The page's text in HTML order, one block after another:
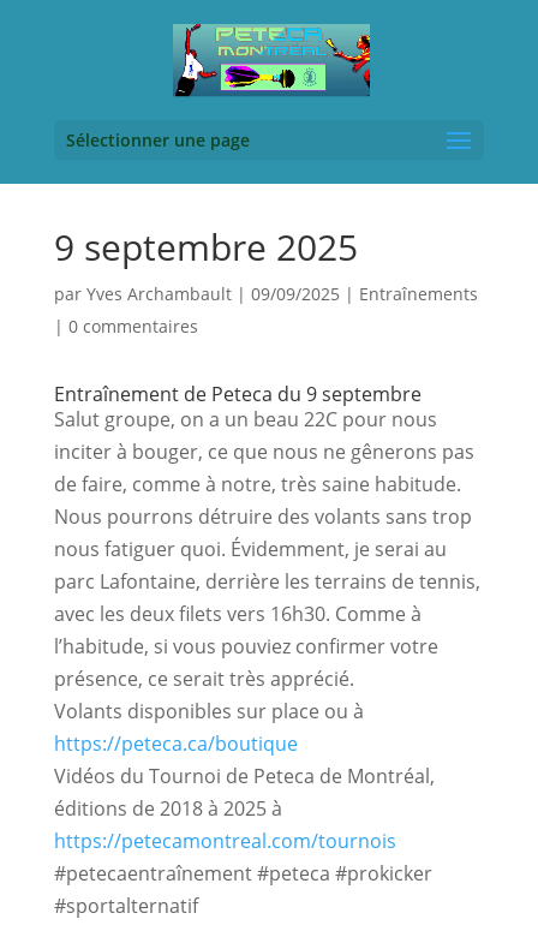
Sélectionner une page
9 septembre 2025
par Yves Archambault| 09/09/2025 | Entraînements
| 0 commentaires
Entraînement de Peteca du 9 septembre
Salut groupe, on a un beau 22C pour nous
inciter à bouger, ce que nous ne gênerons pas
de faire, comme à notre, très saine habitude.
Nous pourrons détruire des volants sans trop
nous fatiguer quoi. Évidemment, je serai au
parc Lafontaine, derrière les terrains de tennis,
avec les deux filets vers 16h30. Comme à
l’habitude, si vous pouviez confirmer votre
présence, ce serait très apprécié.
Volants disponibles sur place ou à
https://peteca.ca/boutique
Vidéos du Tournoi de Peteca de Montréal,
éditions de 2018 à 2025 à
https://petecamontreal.com/tournois
#petecaentraînement #peteca #prokicker
#sportalternatif